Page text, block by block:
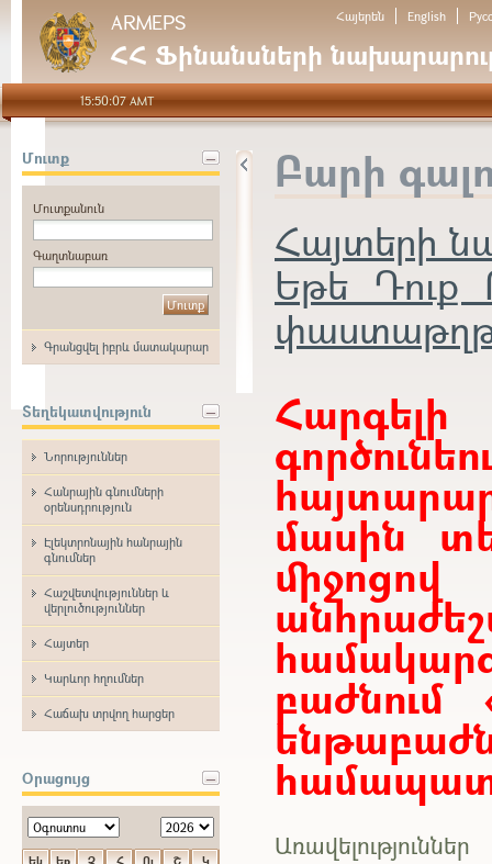
ARMEPS
ՀՀ Ֆինանսների
Հայերեն English
15:50:07 AMT
Մուտք
Մուտքանուն
Գաղտնաբառ
Գրանցվել իբրև մատակարար
Տեղեկատվություն
Նորություններ
Հանրային գնումների
օրենսդրություն
Էլեկտրոնային հանրային
գնումներ
Հաշվետվություններ և
վերլուծություններ
Հայտեր
Կարևոր հղումներ
Հաճախ տրվող հարցեր
Օրացույց
Եկ Եք Չ Հ Ու Շ
Կ
Բարի
Հայտերի
Եթե Դուք
մասին
բաժնում
Առավելություններ